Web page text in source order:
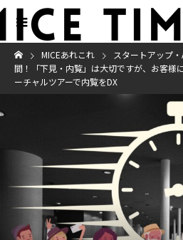
MICEあれこれ スタートアップ・
間！「下見・内覧」は大切ですが、お客様
ーチャルツアーで内覧をDX